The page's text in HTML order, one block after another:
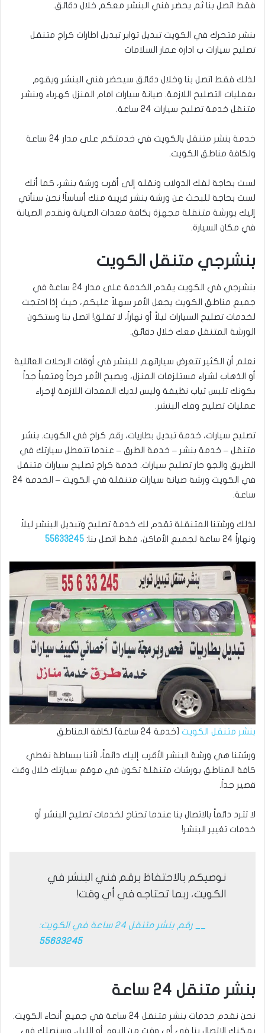
فقط اتصل بنا ثم يحضر فني البنشر معكم خلال دقائق.
بنشر متحرك في الكويت تبديل تواير تبديل اطارات كراج متنقل
تصليح سيارات ب ادارة عمار السلامات
لذلك فقط اتصل بنا وخلال دقائق سيحضر فني البنشر ويقوم
بعمليات التصليح اللازمة. صيانة سيارات امام المنزل كهرباء وبنشر
متنقل خدمة تصليح سيارات 24 ساعة.
خدمة بنشر متنقل بالكويت في خدمتكم على مدار 24 ساعة
ولكافة مناطق الكويت.
لست بحاجة لفك الدولاب ونقله إلى أقرب ورشة بنشر، كما أنك
لست بحاجة للبحث عن ورشة بنشر قريبة منك أساساً! نحن سنأتي
إليك بورشة متنقلة مجهزة بكافة معدات الصيانة ونقدم الصيانة
في مكان السيارة.
بنشرجي متنقل الكويت
بنشرجي في الكويت يقدم الخدمة على مدار 24 ساعة في
جميع مناطق الكويت يجعل الأمر سهلاً عليكم، حيث إذا احتجت
لخدمات تصليح السيارات ليلاً أو نهاراً، لا تقلق! اتصل بنا وستكون
الورشة المتنقل معك خلال دقائق.
نعلم أن الكثير تتعرض سياراتهم للبنشر في أوقات الرحلات العائلية
أو الذهاب لشراء مستلزمات المنزل، ويصبح الأمر حرجاً ومتعباً جداً
بكونك تلبس ثياب نظيفة وليس لديك المعدات اللازمة لإجراء
عمليات تصليح وفك البنشر.
تصليح سيارات، خدمة تبديل بطاريات، رقم كراج في الكويت. بنشر
متنقل – خدمة بنشر – خدمة الطرق – عندما تتعطل سيارتك في
الطريق والجو حار تصليح سيارات. خدمة كراج تصليح سيارات متنقل
في الكويت ورشة صيانة سيارات متنقلة في الكويت – الخدمة 24
ساعة.
لذلك ورشتنا المتنقلة تقدم لك خدمة تصليح وتبديل البنشر ليلاً
ونهاراً 24 ساعة لجميع الأماكن، فقط اتصل بنا:
55633245
بنشر متنقل الكويت [خدمة 24 ساعة] لكافة المناطق
ورشتنا هي ورشة البنشر الأقرب إليك دائماً، لأننا ببساطة نغطي
كافة المناطق بورشات متنقلة تكون في موقع سيارتك خلال وقت
قصير جداً.
لا تترد دائماً بالاتصال بنا عندما تحتاج لخدمات تصليح البنشر أو
خدمات تغيير البنشر!
نوصيكم بالاحتفاظ برقم فني البنشر في
الكويت، ربما تحتاجه في أي وقت!
__ رقم بنشر متنقل 24 ساعة في الكويت:
55633245
بنشر متنقل 24 ساعة
نحن نقدم خدمات بنشر متنقل 24 ساعة في جميع أنحاء الكويت.
يمكنك الاتصال بنا في أي وقت من اليوم أو الليل، وسنصلك في